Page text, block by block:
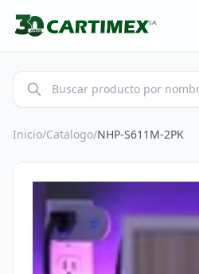
Inicio/Catalogo/NHP-S611M-2PK